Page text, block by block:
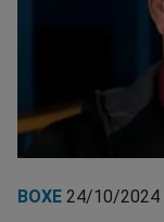
BOXE 24/10/2024